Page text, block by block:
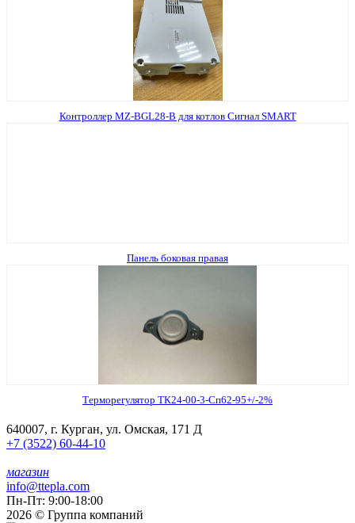
Контроллер MZ‐BGL28‐B для котлов Сигнал SMART
Панель боковая правая
Терморегулятор ТК24-00-3-Сп62-95+/-2%
640007, г. Курган, ул. Омская, 171 Д
+7 (3522) 60-44-10
магазин
info@ttepla.com
Пн-Пт: 9:00-18:00
2026 © Группа компаний